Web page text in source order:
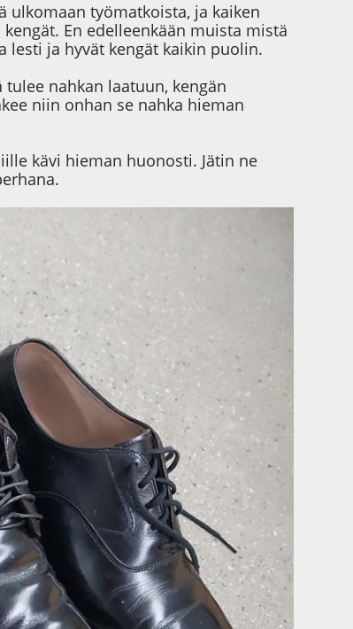
ulkomaan työmatkoista, ja kaiken
En edelleenkään muista mistä
ja hyvät kengät kaikin puolin.
nahkan laatuun, kengän
niin onhan se nahka hieman
kävi hieman huonosti. Jätin ne